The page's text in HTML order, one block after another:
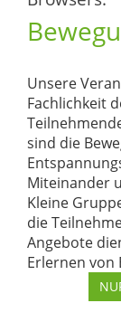
Unsere
Fachlichkeit
sind die
Miteinander
Kleine
die
Angebote
Erlernen von